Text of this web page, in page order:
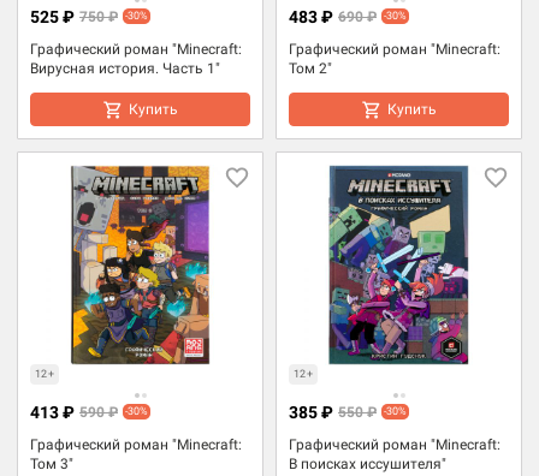
Графический роман "Minecraft:
Вирусная история. Часть 1"
525 ₽ 750 ₽ -30%
Купить
Графический роман "Minecraft:
Том 2"
483 ₽ 690 ₽ -30%
Купить
12+
Графический роман "Minecraft:
Том 3"
413 ₽ 590 ₽ -30%
12+
Графический роман "Minecraft:
В поисках иссушителя"
385 ₽ 550 ₽ -30%